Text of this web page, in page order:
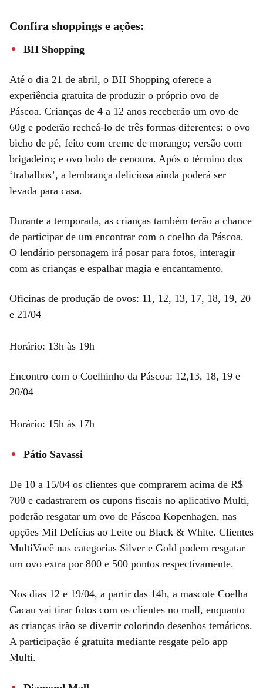
Confira shoppings e ações:
BH Shopping
Até o dia 21 de abril, o BH Shopping oferece a
experiência gratuita de produzir o próprio ovo de
Páscoa. Crianças de 4 a 12 anos receberão um ovo de
60g e poderão recheá-lo de três formas diferentes: o ovo
bicho de pé, feito com creme de morango; versão com
brigadeiro; e ovo bolo de cenoura. Após o término dos
‘trabalhos’, a lembrança deliciosa ainda poderá ser
levada para casa.
Durante a temporada, as crianças também terão a chance
de participar de um encontrar com o coelho da Páscoa.
O lendário personagem irá posar para fotos, interagir
com as crianças e espalhar magia e encantamento.
Oficinas de produção de ovos: 11, 12, 13, 17, 18, 19, 20
e 21/04
Horário: 13h às 19h
Encontro com o Coelhinho da Páscoa: 12,13, 18, 19 e
20/04
Horário: 15h às 17h
Pátio Savassi
De 10 a 15/04 os clientes que comprarem acima de R$
700 e cadastrarem os cupons fiscais no aplicativo Multi,
poderão resgatar um ovo de Páscoa Kopenhagen, nas
opções Mil Delícias ao Leite ou Black & White. Clientes
MultiVocê nas categorias Silver e Gold podem resgatar
um ovo extra por 800 e 500 pontos respectivamente.
Nos dias 12 e 19/04, a partir das 14h, a mascote Coelha
Cacau vai tirar fotos com os clientes no mall, enquanto
as crianças irão se divertir colorindo desenhos temáticos.
A participação é gratuita mediante resgate pelo app
Multi.